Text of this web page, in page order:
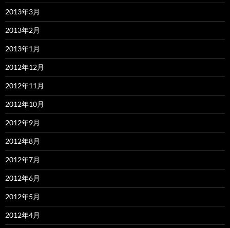
2013年3月
2013年2月
2013年1月
2012年12月
2012年11月
2012年10月
2012年9月
2012年8月
2012年7月
2012年6月
2012年5月
2012年4月